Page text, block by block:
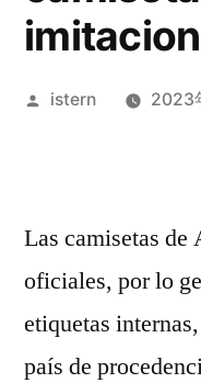
imitacion
Publicado
istern 2023
Las camisetas
oficiales, por lo
etiquetas
país de